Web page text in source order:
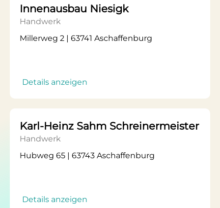
Innenausbau Niesigk
Handwerk
Millerweg 2 | 63741 Aschaffenburg
Details anzeigen
Karl-Heinz Sahm Schreinermeister
Handwerk
Hubweg 65 | 63743 Aschaffenburg
Details anzeigen